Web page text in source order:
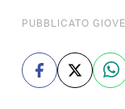
PUBBLICATO